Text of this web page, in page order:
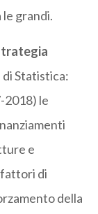
grandi.
Statistica:
2018) le
e
fattori di
della